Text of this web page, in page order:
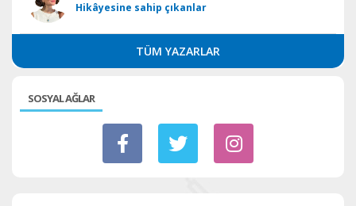
Hikâyesine sahip çıkanlar
TÜM YAZARLAR
SOSYAL AĞLAR